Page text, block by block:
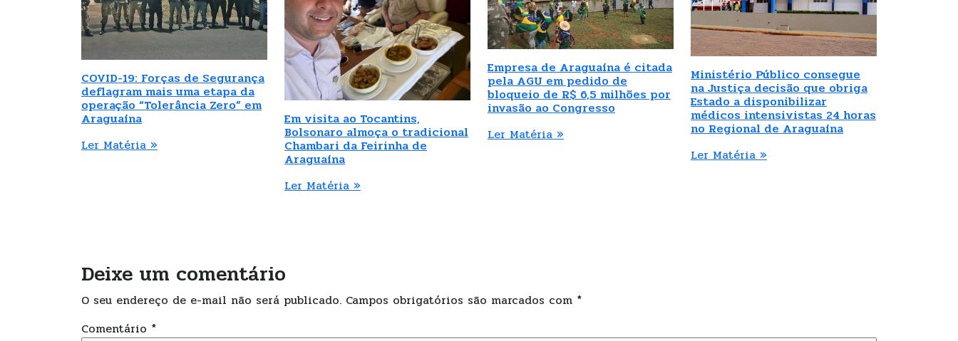
COVID-19: Forças de Segurança
deflagram mais uma etapa da
operação “Tolerância Zero” em
Araguaína
Ler Matéria »
Em visita ao Tocantins,
Bolsonaro almoça o tradicional
Chambari da Feirinha de
Araguaína
Ler Matéria »
Empresa de Araguaína é citada
pela AGU em pedido de
bloqueio de R$ 6,5 milhões por
invasão ao Congresso
Ler Matéria »
Ministério Público consegue
na Justiça decisão que obriga
Estado a disponibilizar
médicos intensivistas 24 horas
no Regional de Araguaína
Ler Matéria »
Deixe um comentário
O seu endereço de e-mail não será publicado. Campos obrigatórios são marcados com *
Comentário *